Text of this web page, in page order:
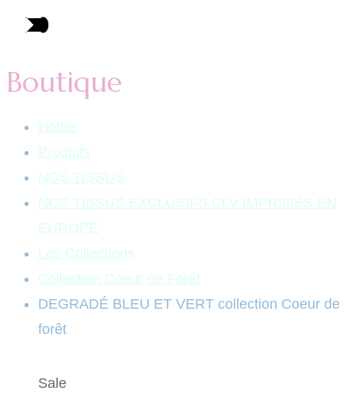
Boutique
Home
Produits
NOS TISSUS
NOS TISSUS EXCLUSIFS CLV IMPRIMÉS EN
EUROPE
Les Collections
Collection Coeur de Forêt
DEGRADÉ BLEU ET VERT collection Coeur de
forêt
Sale